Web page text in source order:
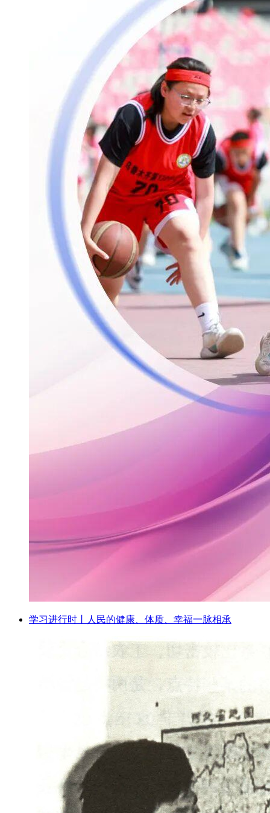
学习进行时丨人民的健康、体质、幸福一脉相承